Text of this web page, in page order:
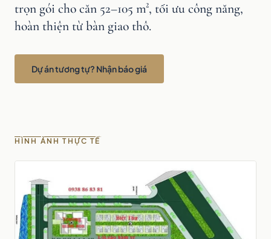
trọn gói cho căn 52–105 m², tối ưu công năng,
hoàn thiện từ bàn giao thô.
Dự án tương tự? Nhận báo giá
HÌNH ẢNH THỰC TẾ